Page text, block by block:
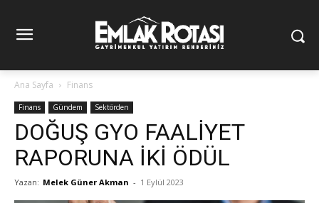
Ana Sayfa Finans
Finans Gündem Sektörden
DOĞUŞ GYO FAALİYET
RAPORUNA İKİ ÖDÜL
Yazan: Melek Güner Akman - 1 Eylül 2023